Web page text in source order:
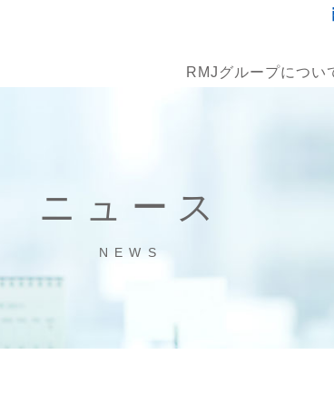
RMJグループについ
ニュース
NEWS